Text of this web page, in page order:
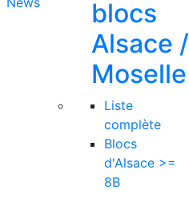
blocs
Alsace /
Moselle
Liste
complète
Blocs
d'Alsace >=
8B